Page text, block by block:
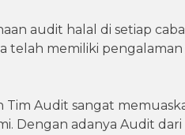
audit halal di setiap
memiliki pengalaman
Audit sangat
Dengan adanya Audit